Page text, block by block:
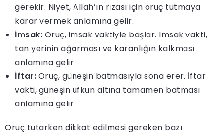
gerekir. Niyet, Allah’ın rızası için oruç tutmaya
karar vermek anlamına gelir.
İmsak: Oruç, imsak vaktiyle başlar. Imsak vakti,
tan yerinin ağarması ve karanlığın kalkması
anlamına gelir.
İftar: Oruç, güneşin batmasıyla sona erer. İftar
vakti, güneşin ufkun altına tamamen batması
anlamına gelir.
Oruç tutarken dikkat edilmesi gereken bazı